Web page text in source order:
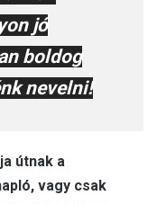
jó
boldog
nevelni!
útnak a
vagy csak